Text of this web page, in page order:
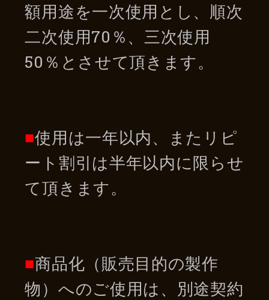
額用途を一次使用とし、順次
二次使用70％、三次使用
50％とさせて頂きます。
■使用は一年以内、またリピ
ート割引は半年以内に限らせ
て頂きます。
■商品化（販売目的の製作
物）へのご使用は、別途契約